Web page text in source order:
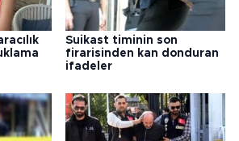
Suikast timinin son
firarisinden kan donduran
ifadeler